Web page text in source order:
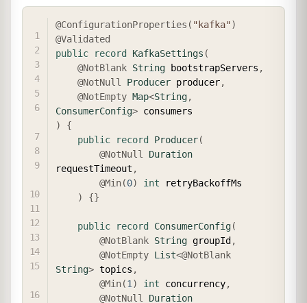
@ConfigurationProperties ( "kafka")
@Validated
public
record KafkaSettings (
@NotBlank String bootstrapServers ,
@NotNull
Producer producer,
@NotEmpty Map<String,
ConsumerConfig>
)
{
public
record Producer(
@NotNull
Duration
requestTimeout ,
@Min(0) int retryBackoffMs
)
{}
public record ConsumerConfig(
@NotBlank String groupId ,
@NotEmpty List<@NotBlank
String> topics ,
@Min(1) int concurrency,
@NotNull
Duration